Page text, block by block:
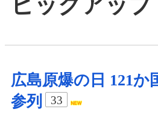
広島原爆の日 121か
参列
33